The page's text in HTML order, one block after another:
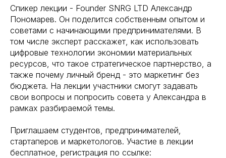
Спикер лекции - Founder SNRG LTD Александр
Пономарев. Он поделится собственным опытом и
советами с начинающими предпринимателями. В
том числе эксперт расскажет, как использовать
цифровые технологии экономии материальных
ресурсов, что такое стратегическое партнерство, а
также почему личный бренд - это маркетинг без
бюджета. На лекции участники смогут задавать
свои вопросы и попросить совета у Александра в
рамках разбираемой темы.
Приглашаем студентов, предпринимателей,
стартаперов и маркетологов. Участие в лекции
бесплатное, регистрация по ссылке: